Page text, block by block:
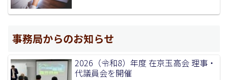
事務局からのお知らせ
2026（令和8）年度 在京玉高会 理事・
代議員会を開催